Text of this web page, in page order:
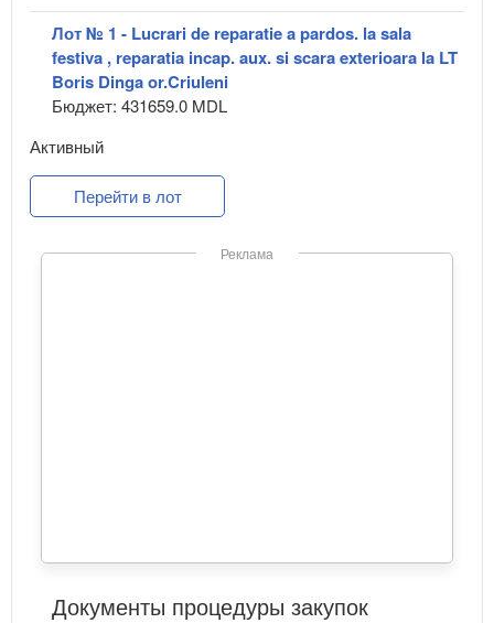
Лот № 1 - Lucrari de reparatie a pardos. la sala
festiva , reparatia incap. aux. si scara exterioara la LT
Boris Dinga or.Criuleni
Бюджет: 431659.0 MDL
Активный
Перейти в лот
Реклама
Документы процедуры закупок